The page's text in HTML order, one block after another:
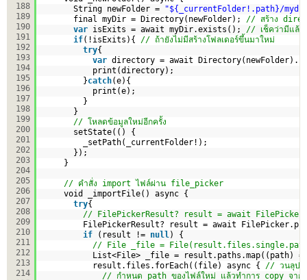
188
189
190
191
192
193
194
195
196
197
198
199
200
201
202
203
204
205
206
207
208
209
210
211
212
213
214
String newFolder =
"${_currentFolder!.path}/
final myDir = Directory(newFolder); // สร้าง
var isExits = await myDir.exists(); // เช็คว่ามีแล้ว
if(!isExits){ // ถ้ายังไม่มีสร้างโฟลเดอร์ขึ้นมาใหม่
try{
var directory = await
print(directory);
}catch(e){
print(e);
}
}
// โหลดข้อมูลใหม่อีกครั้ง
setState(() {
_setPath(_currentFolder!);
});
}
// คำสั่ง import ไฟล์ผ่าน file_picker
void _importFile() async {
try{
// FilePickerResult? result = await
FilePickerResult? result = await
if
(result != null) {
// File _file =
List<File> _file = result.paths.map((path)
result.files.forEach((file) async { // วนลุป
// กำหนด path ของไฟล์ใหม่ แล้วทำการ copy จาก